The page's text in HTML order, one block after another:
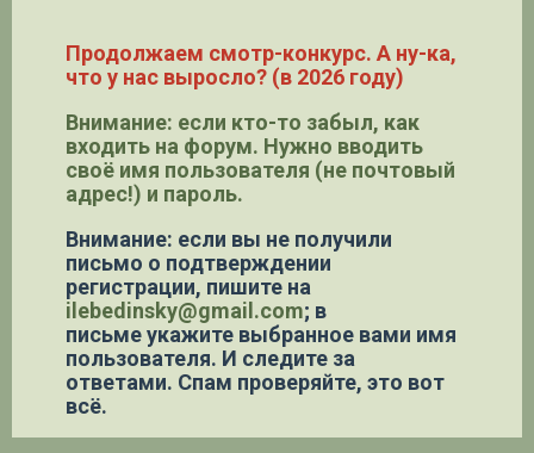
Продолжаем смотр-конкурс. А ну-ка,
что у нас выросло? (в 2026 году)
Внимание: если кто-то забыл, как
входить на форум. Нужно вводить
своё имя пользователя (не почтовый
адрес!) и пароль.
Внимание: если вы не получили
письмо о подтверждении
регистрации, пишите на
ilebedinsky@gmail.com; в
письме укажите выбранное вами имя
пользователя. И следите за
ответами. Спам проверяйте, это вот
всё.